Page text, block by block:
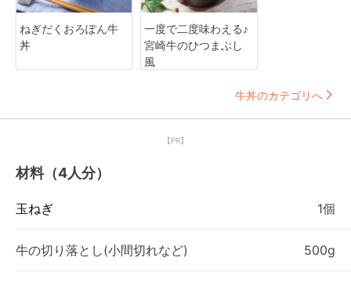
ねぎだくおろぽん牛
丼
一度で二度味わえる♪
宮崎牛のひつまぶし
風
牛丼のカテゴリへ
【PR】
材料（4人分）
玉ねぎ 1個
牛の切り落とし(小間切れなど) 500g